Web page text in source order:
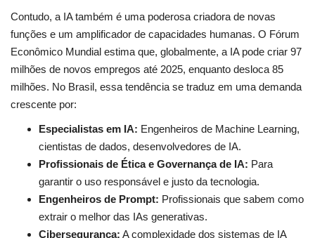
Contudo, a IA também é uma poderosa criadora de novas
funções e um amplificador de capacidades humanas. O Fórum
Econômico Mundial estima que, globalmente, a IA pode criar 97
milhões de novos empregos até 2025, enquanto desloca 85
milhões. No Brasil, essa tendência se traduz em uma demanda
crescente por:
Especialistas em IA: Engenheiros de Machine Learning,
cientistas de dados, desenvolvedores de IA.
Profissionais de Ética e Governança de IA: Para
garantir o uso responsável e justo da tecnologia.
Engenheiros de Prompt: Profissionais que sabem como
extrair o melhor das IAs generativas.
Cibersegurança: A complexidade dos sistemas de IA